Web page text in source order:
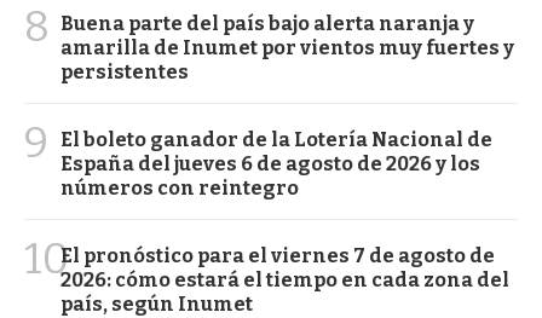
8
Buena parte del país bajo alerta naranja y
amarilla de Inumet por vientos muy fuertes y
persistentes
9
El boleto ganador de la Lotería Nacional de
España del jueves 6 de agosto de 2026 y los
números con reintegro
10El pronóstico para el viernes 7 de agosto de
2026: cómo estará el tiempo en cada zona del
país, según Inumet